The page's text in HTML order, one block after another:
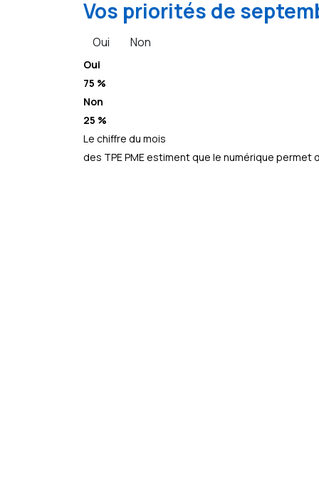
Vos priorités de
Oui Non
Oui
75 %
Non
25 %
Le chiffre du mois
des TPE PME estiment que le numérique permet